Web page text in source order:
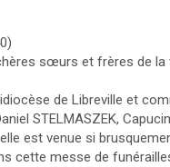
sœurs et frères de
de Libreville et
STELMASZEK,
est venue si
cette messe de